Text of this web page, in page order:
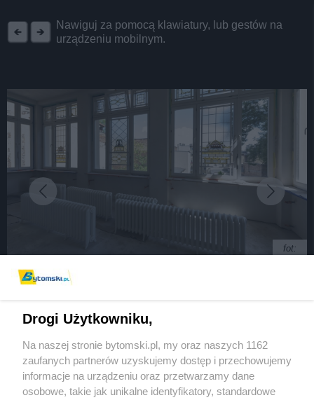
Nawiguj za pomocą klawiatury, lub gestów na
urządzeniu mobilnym.
fot:
jasna elewacja
Wydawca mediów lokalnych
Drogi Użytkowniku,
Na naszej stronie bytomski.pl, my oraz naszych 1162
zaufanych partnerów uzyskujemy dostęp i przechowujemy
informacje na urządzeniu oraz przetwarzamy dane
osobowe, takie jak unikalne identyfikatory, standardowe